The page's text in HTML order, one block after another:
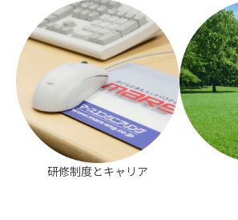
研修制度とキャリア